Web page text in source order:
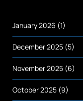
January 2026 (1)
December 2025 (5)
November 2025 (6)
October 2025 (9)